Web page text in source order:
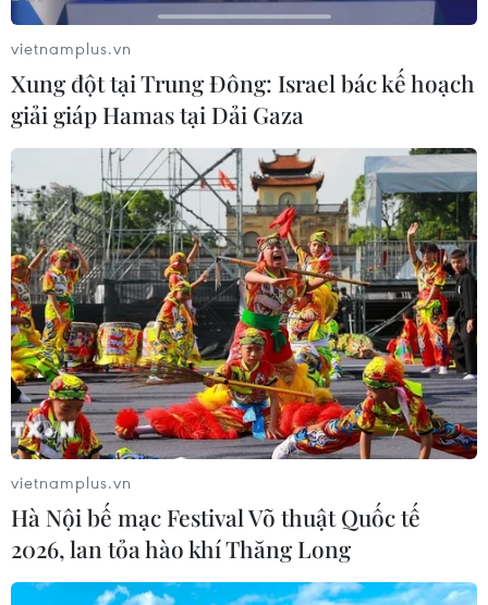
Thông tin về BN1555 nghi tái dương tính
COVID-19 ở Hà Nội
26/03/2021 03:50
Đây là bệnh nhân từ Mỹ về Việt Nam, cách ly tại thành
phố Đà Nẵng, phát hiện mắc COVID-19 và điều trị tại
Bệnh viện Phổi Đà Nẵng từ ngày 27/1 đến 16/2.
vietnamplus.vn
Xung đột tại Trung Đông: Israel bác kế hoạch
giải giáp Hamas tại Dải Gaza
vietnamplus.vn
Hà Nội bế mạc Festival Võ thuật Quốc tế
2026, lan tỏa hào khí Thăng Long